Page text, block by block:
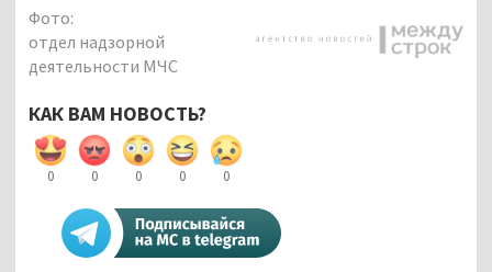
Фото:
отдел надзорной
деятельности МЧС
КАК ВАМ НОВОСТЬ?
0 0 0 0 0